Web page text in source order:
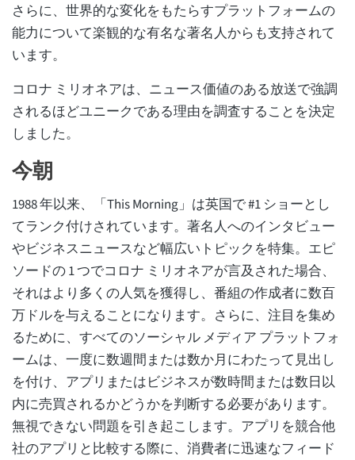
さらに、世界的な変化をもたらすプラットフォームの
能力について楽観的な有名な著名人からも支持されて
います。
コロナ ミリオネアは、ニュース価値のある放送で強調
されるほどユニークである理由を調査することを決定
しました。
今朝
1988 年以来、「This Morning」は英国で #1 ショーとし
てランク付けされています。著名人へのインタビュー
やビジネスニュースなど幅広いトピックを特集。エピ
ソードの 1 つでコロナ ミリオネアが言及された場合、
それはより多くの人気を獲得し、番組の作成者に数百
万ドルを与えることになります。さらに、注目を集め
るために、すべてのソーシャル メディア プラットフォ
ームは、一度に数週間または数か月にわたって見出し
を付け、アプリまたはビジネスが数時間または数日以
内に売買されるかどうかを判断する必要があります。
無視できない問題を引き起こします。アプリを競合他
社のアプリと比較する際に、消費者に迅速なフィード